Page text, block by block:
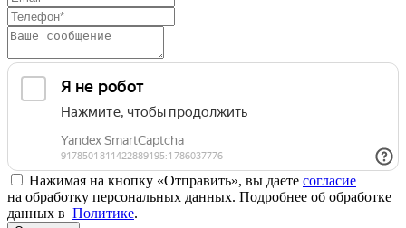
Нажимая на кнопку «Отправить», вы даете согласие
на обработку персональных данных. Подробнее об обработке
данных в Политике.